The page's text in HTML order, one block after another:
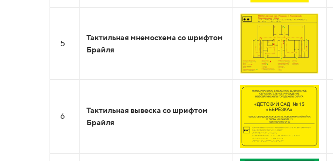
5
Тактильная мнемосхема со шрифтом
Брайля
6
Тактильная вывеска со шрифтом
Брайля